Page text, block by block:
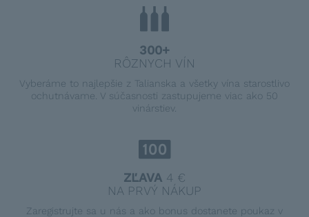
300+
RÔZNYCH VÍN
Vyberáme to najlepšie z Talianska a všetky vína starostlivo
ochutnávame. V súčasnosti zastupujeme viac ako 50
vinárstiev.
ZĽAVA 4 €
NA PRVÝ NÁKUP
Zaregistrujte sa u nás a ako bonus dostanete poukaz v